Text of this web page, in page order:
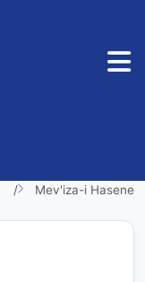
Mev'iza-i Hasene